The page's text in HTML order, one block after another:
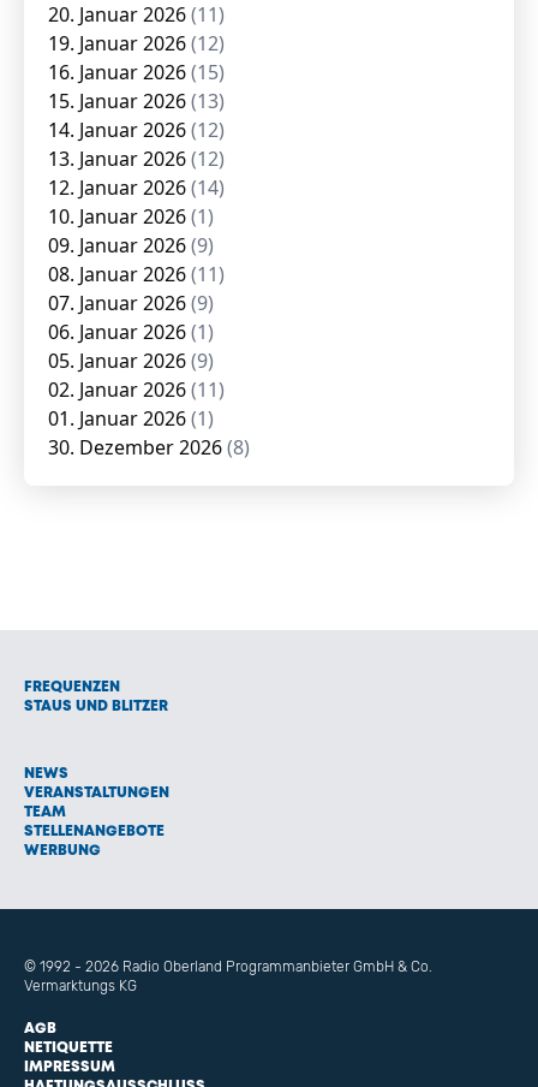
20. Januar 2026(11)
19. Januar 2026(12)
16. Januar 2026(15)
15. Januar 2026(13)
14. Januar 2026(12)
13. Januar 2026(12)
12. Januar 2026(14)
10. Januar 2026(1)
09. Januar 2026(9)
08. Januar 2026(11)
07. Januar 2026(9)
06. Januar 2026(1)
05. Januar 2026(9)
02. Januar 2026(11)
01. Januar 2026(1)
30. Dezember 2026(8)
FREQUENZEN
STAUS UND BLITZER
NEWS
VERANSTALTUNGEN
TEAM
STELLENANGEBOTE
WERBUNG
© 1992 - 2026 Radio Oberland Programmanbieter GmbH & Co.
Vermarktungs KG
AGB
NETIQUETTE
IMPRESSUM